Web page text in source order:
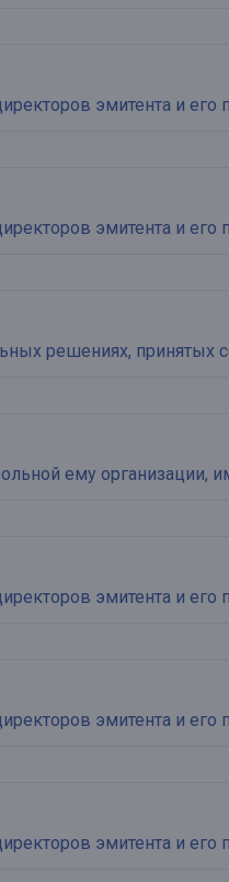
эмитента и его
эмитента и его
решениях, принятых
ему организации,
эмитента и его
эмитента и его
эмитента и его